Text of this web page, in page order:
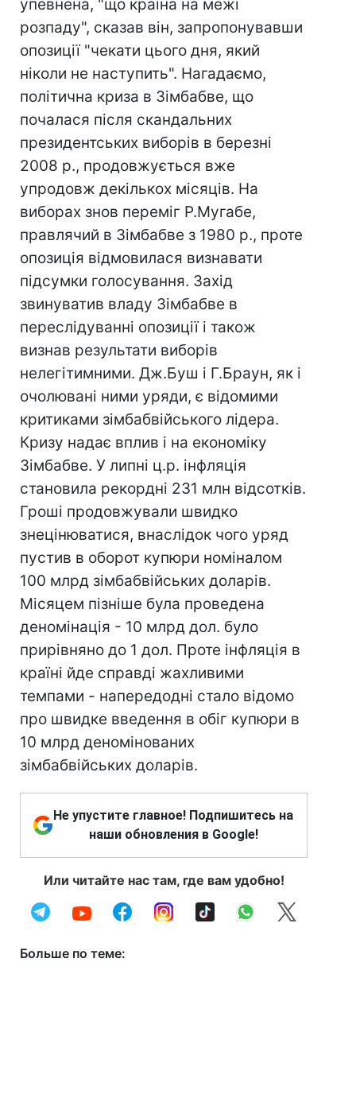
упевнена, "що країна на межі
розпаду", сказав він, запропонувавши
опозиції "чекати цього дня, який
ніколи не наступить". Нагадаємо,
політична криза в Зімбабве, що
почалася після скандальних
президентських виборів в березні
2008 р., продовжується вже
упродовж декількох місяців. На
виборах знов переміг Р.Мугабе,
правлячий в Зімбабве з 1980 р., проте
опозиція відмовилася визнавати
підсумки голосування. Захід
звинуватив владу Зімбабве в
переслідуванні опозиції і також
визнав результати виборів
нелегітимними. Дж.Буш і Г.Браун, як і
очолювані ними уряди, є відомими
критиками зімбабвійського лідера.
Кризу надає вплив і на економіку
Зімбабве. У липні ц.р. інфляція
становила рекордні 231 млн відсотків.
Гроші продовжували швидко
знецінюватися, внаслідок чого уряд
пустив в оборот купюри номіналом
100 млрд зімбабвійських доларів.
Місяцем пізніше була проведена
деномінація - 10 млрд дол. було
прирівняно до 1 дол. Проте інфляція в
країні йде справді жахливими
темпами - напередодні стало відомо
про швидке введення в обіг купюри в
10 млрд деномінованих
зімбабвійських доларів.
Не упустите главное! Подпишитесь на
наши обновления в Google!
Или читайте нас там, где вам удобно!
Больше по теме: